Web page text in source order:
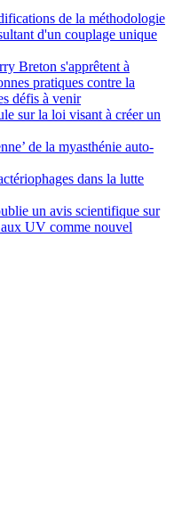
de la méthodologie
d'un couplage unique
Breton s'apprêtent à
pratiques contre la
défis à venir
sur la loi visant à créer un
de la myasthénie auto-
dans la lutte
un avis scientifique sur
UV comme nouvel